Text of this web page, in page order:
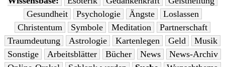
Gesundheit
Psychologie Ängste
Loslassen
Christentum
Symbole Meditation
Partnerschaft
Traumdeutung
Astrologie Kartenlegen Geld
Musik
Sonstige
Arbeitsblätter Bücher News
News-Archiv